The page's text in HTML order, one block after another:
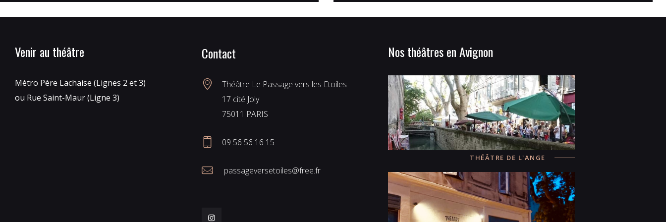
Venir au théâtre
Métro Père Lachaise (Lignes 2 et 3)
ou Rue Saint-Maur (Ligne 3)
Contact
Théâtre Le Passage vers les Etoiles
17 cité Joly
75011 PARIS
09 56 56 16 15
passageversetoiles@free.fr
Nos théâtres en Avignon
THÉÂTRE DE L'ANGE